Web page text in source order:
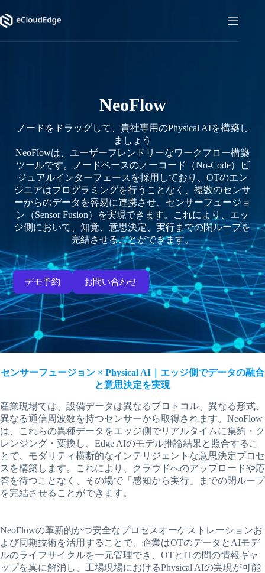
ン
テ
ン
NeoFlow
ノードをドラッグして、貴社専用のPhysical AIを構築し
ましょう
NeoFlowは、ユーザーフレンドリーなワークフロー構築
ツールです。ノードベースのノーコード（No-Code）ビ
ジュアルインターフェースを採用しており、OTのエン
ジニアはプログラミングを行うことなく、複数のセンサ
ーからのデータを容易に連携させ、センサーフュージョ
ン（Sensor Fusion）を実現できます。これにより、エッ
ジ側において、知覚、意思決定、実行までの閉ループを
完結させることができます。
デモ予約 お問い合わせ
センサーフュージョン × Physical AI｜エッジ側でデータの融合
と意思決定を実現
産業現場では、設備データは異なるプロトコル、異なる形式、
異なる通信周波数を持つセンサーから取得されます。NeoFlow
は、これらの異種データをエッジ側でリアルタイムに集約・ク
レンジング・変換し、Edge AIのモデル推論結果と照合するこ
とで、モダリティ横断的なインテリジェントな意思決定プロセ
スを構築します。これにより、クラウドへのアップロードや応
答を待つことなく、その場で「感知から実行」までの閉ループ
を完結させることができます。
NeoFlowの革新的かつ安全なプロセスオーケストレーションお
よび同期技術を活用することで、企業はOTのデータとAIモデ
ルのライフサイクルを一元管理でき、OTとITの間の情報ギャ
ップを真に解消し、工場現場におけるPhysical AIの実現が可能